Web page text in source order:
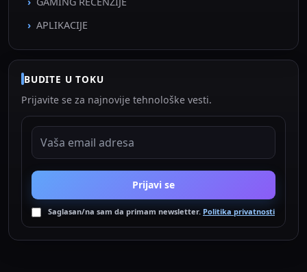
APLIKACIJE
BUDITE U TOKU
Prijavite se za najnovije tehnološke vesti.
EMAIL ADRESA
Prijavi se
Saglasan/na sam da primam newsletter. Politika privatnosti